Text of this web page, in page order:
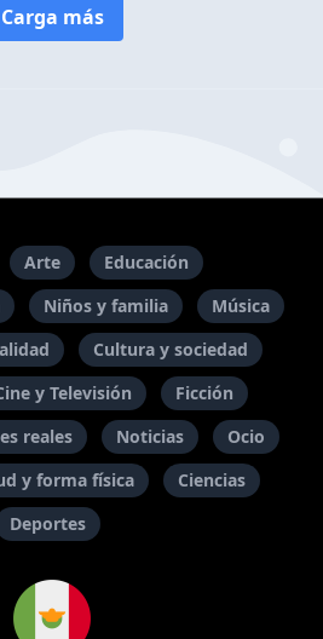
Carga más
Arte
Educación
Niños y familia
Música
Cultura y sociedad
y Televisión
Ficción
reales Noticias
Ocio
y forma física
Ciencias
Deportes